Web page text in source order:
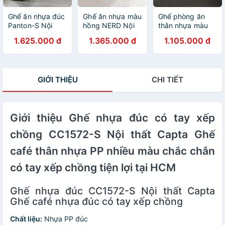
Ghế ăn nhựa đúc
Panton-S Nội
Ghế tiếp khách
nhựa PP màu
1.625.000 đ
Ghế ăn nhựa màu
hồng NERD Nội
Ghế tiếp khách
nhỏ gọn thân
1.365.000 đ
Ghế phòng ăn
thân nhựa màu
Nội thất Capta
Ghế ăn hiện đại
nhập khẩu tại
1.105.000 đ
GIỚI THIỆU CHI TIẾT
Giới thiệu Ghế nhựa đúc có tay xếp
chồng CC1572-S Nội thất Capta Ghế
café thân nhựa PP nhiều màu chắc chắn
có tay xếp chồng tiện lợi tại HCM
Ghế nhựa đúc CC1572-S Nội thất Capta
Ghế café nhựa đúc có tay xếp chồng
Chất liệu: Nhựa PP đúc